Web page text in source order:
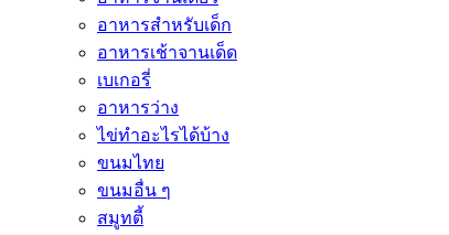
อาหารสำหรับเด็ก
อาหารเช้าจานเด็ด
เบเกอรี่
อาหารว่าง
ไข่ทำอะไรได้บ้าง
ขนมไทย
ขนมอื่น ๆ
สมูทตี้